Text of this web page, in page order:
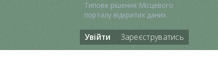
Типове рішення Місцевого
порталу відкритих даних
Увійти Зареєструватись